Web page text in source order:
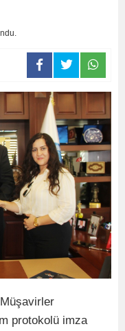
protokolü imza